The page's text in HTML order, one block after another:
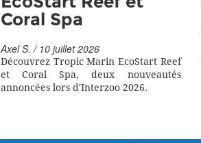
Coral Spa
Axel S. / 10 juillet 2026
Découvrez Tropic Marin EcoStart Reef
et Coral Spa, deux nouveautés
annoncées lors d'Interzoo 2026.